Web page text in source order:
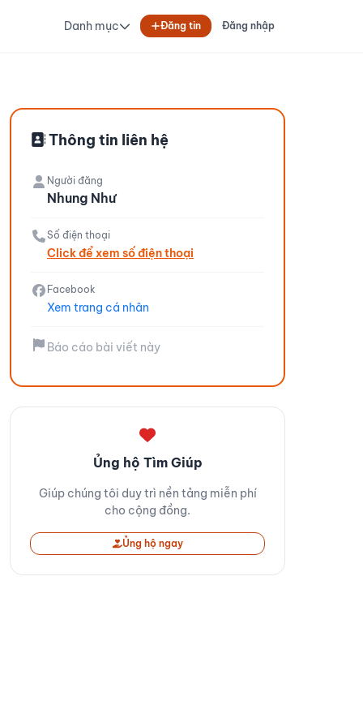
Danh mục Đăng tin Đăng nhập
Thông tin liên hệ
Người đăng
Nhung Như
Số điện thoại
Click để xem số điện thoại
Facebook
Xem trang cá nhân
Báo cáo bài viết này
Ủng hộ Tìm Giúp
Giúp chúng tôi duy trì nền tảng miễn phí
cho cộng đồng.
Ủng hộ ngay